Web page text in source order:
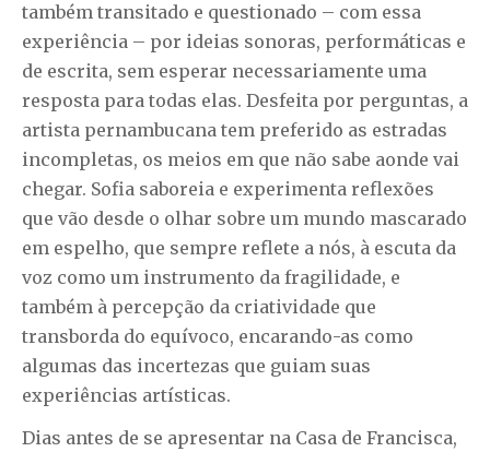
também transitado e questionado – com essa
experiência – por ideias sonoras, performáticas e
de escrita, sem esperar necessariamente uma
resposta para todas elas. Desfeita por perguntas, a
artista pernambucana tem preferido as estradas
incompletas, os meios em que não sabe aonde vai
chegar. Sofia saboreia e experimenta reflexões
que vão desde o olhar sobre um mundo mascarado
em espelho, que sempre reflete a nós, à escuta da
voz como um instrumento da fragilidade, e
também à percepção da criatividade que
transborda do equívoco, encarando-as como
algumas das incertezas que guiam suas
experiências artísticas.
Dias antes de se apresentar na Casa de Francisca,